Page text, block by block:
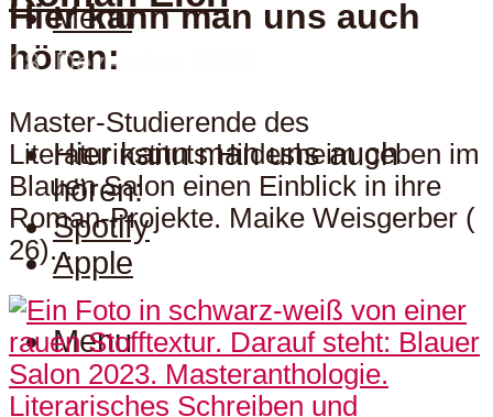
Menu
Hier kann man uns auch
hören:
Hier kann man uns auch
hören:
Spotify
Apple
Menu
18. Dezember 2023
Master-Studierende des
Literaturinstituts Hildesheim geben im
Blauen Salon einen Einblick in ihre
Roman-Projekte. Maike Weisgerber (
26)...